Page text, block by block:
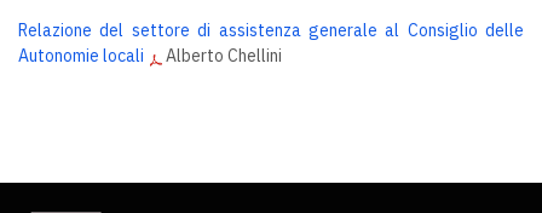
Relazione del settore di assistenza generale al Consiglio delle
Autonomie locali
Alberto Chellini